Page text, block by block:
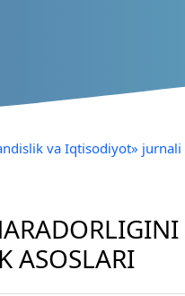
va Iqtisodiyot» jurnali
ASOSLARI